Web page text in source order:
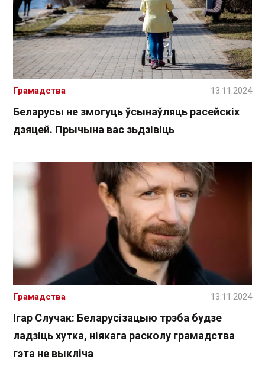
Беларусы не змогуць ўсынаўляць расейскіх
дзяцей. Прычына вас зьдзівіць
Грамадства 13.11.2024
Ігар Случак: Беларусізацыю трэба будзе
ладзіць хутка, ніякага расколу грамадства
гэта не выкліча
Грамадства 13.11.2024